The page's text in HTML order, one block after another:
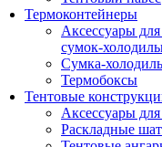
Термоконтейнеры
Аксессуары
сумок-
Сумка-
Термобоксы
Тентовые
Аксессуары
Раскладные